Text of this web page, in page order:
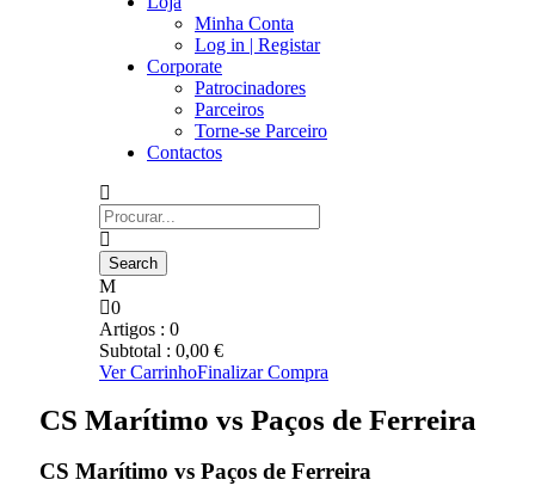
Minha Conta
Log in | Registar
Corporate
Patrocinadores
Parceiros
Torne-se Parceiro
Contactos
0
Artigos : 0
Subtotal : 0,00 €
Ver CarrinhoFinalizar Compra
CS Marítimo vs Paços de Ferreira
CS Marítimo vs Paços de Ferreira